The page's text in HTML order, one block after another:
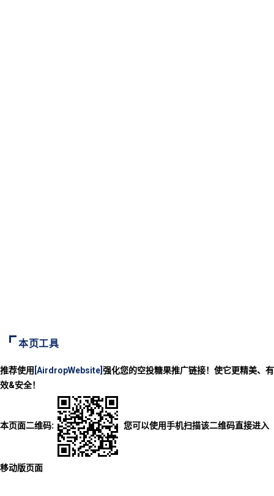
本页工具
推荐使用 [AirdropWebsite] 强化您的空投糖果推广链接！使它更精美、有
效&安全！
本页面二维码: 您可以使用手机扫描该二维码直接进入
移动版页面